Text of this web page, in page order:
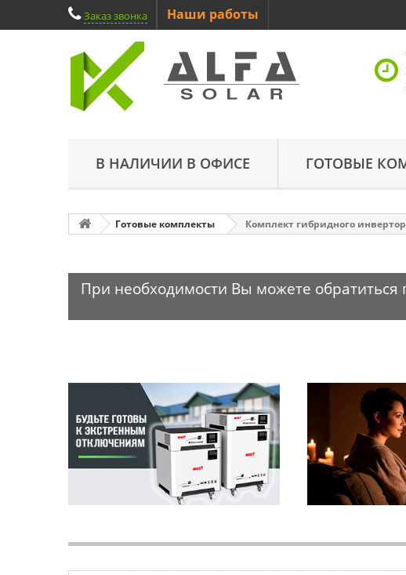
Заказ звонка Наши работы
В НАЛИЧИИ В ОФИСЕ ГОТОВЫЕ
Готовые комплекты Комплект гибридного
При необходимости Вы можете обратиться